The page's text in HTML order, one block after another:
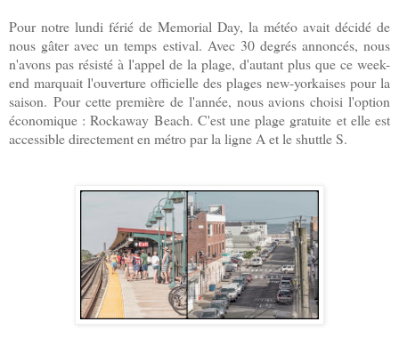
Pour notre lundi férié de Memorial Day, la météo avait décidé de
nous gâter avec un temps estival. Avec 30 degrés annoncés, nous
n'avons pas résisté à l'appel de la plage, d'autant plus que ce week-
end marquait l'ouverture officielle des plages new-yorkaises pour la
saison. Pour cette première de l'année, nous avions choisi l'option
économique : Rockaway Beach. C'est une plage gratuite et elle est
accessible directement en métro par la ligne A et le shuttle S.